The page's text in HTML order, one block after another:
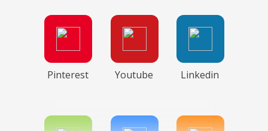
Pinterest Youtube Linkedin